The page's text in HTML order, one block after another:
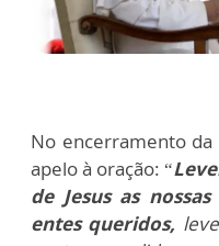
No encerramento da
apelo à oração: “
de Jesus as
entes queridos,